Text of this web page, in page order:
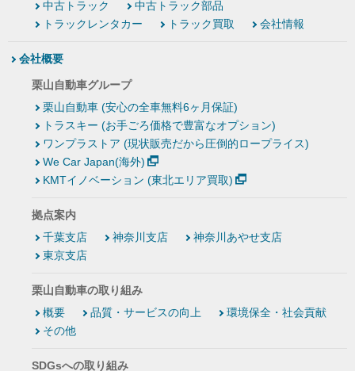
中古トラック
中古トラック部品
トラックレンタカー
トラック買取 会社情報
会社概要
栗山自動車グループ
栗山自動車 (安心の全車無料6ヶ月保証)
トラスキー (お手ごろ価格で豊富なオプション)
ワンプラストア (現状販売だから圧倒的ロープライス)
We Car Japan(海外)
KMTイノベーション (東北エリア買取)
拠点案内
千葉支店
神奈川支店
神奈川あやせ支店
東京支店
栗山自動車の取り組み
概要
品質・サービスの向上
環境保全・社会貢献
その他
SDGsへの取り組み